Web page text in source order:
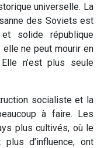
universelle. La
des Soviets est
solide république
ne peut mourir en
n’est plus seule
socialiste et la
à faire. Les
plus cultivés, où le
d’influence, ont